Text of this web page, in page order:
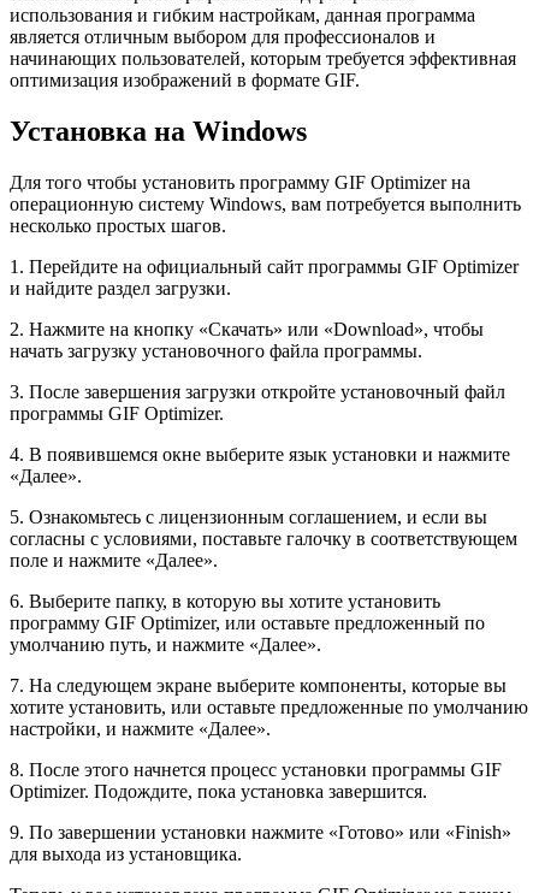
использования и гибким настройкам, данная программа
является отличным выбором для профессионалов и
начинающих пользователей, которым требуется эффективная
оптимизация изображений в формате GIF.
Установка на Windows
Для того чтобы установить программу GIF Optimizer на
операционную систему Windows, вам потребуется выполнить
несколько простых шагов.
1. Перейдите на официальный сайт программы GIF Optimizer
и найдите раздел загрузки.
2. Нажмите на кнопку «Скачать» или «Download», чтобы
начать загрузку установочного файла программы.
3. После завершения загрузки откройте установочный файл
программы GIF Optimizer.
4. В появившемся окне выберите язык установки и нажмите
«Далее».
5. Ознакомьтесь с лицензионным соглашением, и если вы
согласны с условиями, поставьте галочку в соответствующем
поле и нажмите «Далее».
6. Выберите папку, в которую вы хотите установить
программу GIF Optimizer, или оставьте предложенный по
умолчанию путь, и нажмите «Далее».
7. На следующем экране выберите компоненты, которые вы
хотите установить, или оставьте предложенные по умолчанию
настройки, и нажмите «Далее».
8. После этого начнется процесс установки программы GIF
Optimizer. Подождите, пока установка завершится.
9. По завершении установки нажмите «Готово» или «Finish»
для выхода из установщика.